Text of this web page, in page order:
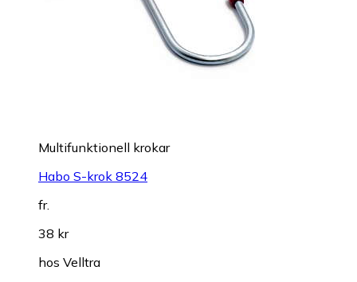
Multifunktionell krokar
Habo S-krok 8524
fr.
38 kr
hos Velltra